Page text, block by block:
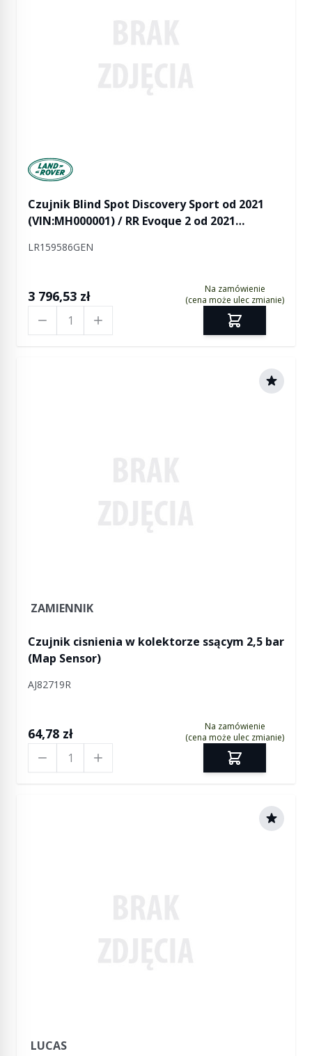
Manufactured by Land rover
Czujnik Blind Spot Discovery Sport od 2021
(VIN:MH000001) / RR Evoque 2 od 2021
LR159586GEN
3 796,53 zł
Na zamówienie
(cena może ulec zmianie)
ZAMIENNIK
Czujnik cisnienia w kolektorze ssącym 2,5 bar
(Map Sensor)
AJ82719R
64,78 zł
Na zamówienie
(cena może ulec zmianie)
LUCAS